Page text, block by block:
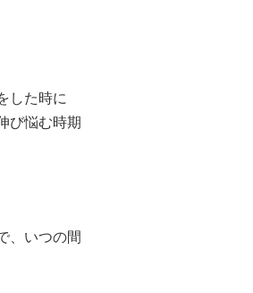
した時に
び悩む時期
、いつの間